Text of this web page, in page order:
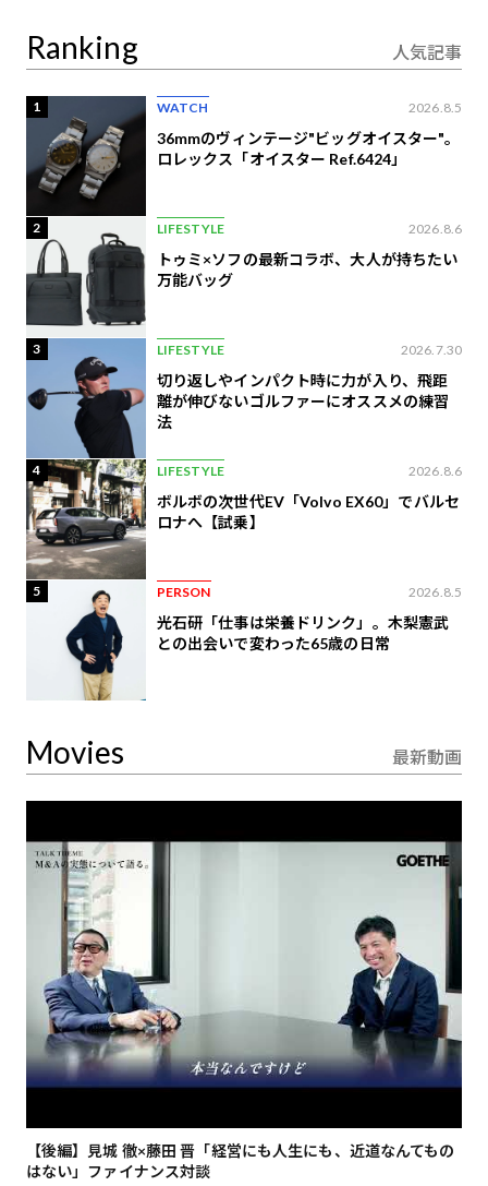
Ranking 人気記事
1 WATCH 2026.8.5
36mmのヴィンテージ"ビッグオイスター"。
ロレックス「オイスター Ref.6424」
2 LIFESTYLE 2026.8.6
トゥミ×ソフの最新コラボ、大人が持ちたい
万能バッグ
3 LIFESTYLE 2026.7.30
切り返しやインパクト時に力が入り、飛距
離が伸びないゴルファーにオススメの練習
法
4 LIFESTYLE 2026.8.6
ボルボの次世代EV「Volvo EX60」でバルセ
ロナへ【試乗】
5 PERSON 2026.8.5
光石研「仕事は栄養ドリンク」。木梨憲武
との出会いで変わった65歳の日常
Movies 最新動画
【後編】見城 徹×藤田 晋「経営にも人生にも、近道なんてもの
はない」ファイナンス対談